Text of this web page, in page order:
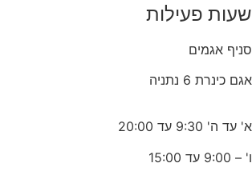
שעות פעילות
סניף אגמים
אגם כינרת 6 נתניה
א' עד ה' 9:30 עד 20:00
ו' – 9:00 עד 15:00